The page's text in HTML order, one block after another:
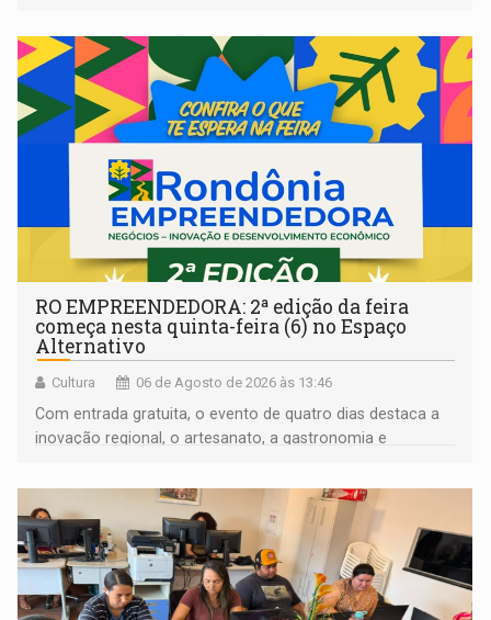
RO EMPREENDEDORA: 2ª edição da feira
começa nesta quinta-feira (6) no Espaço
Alternativo
Cultura 06 de Agosto de 2026 às 13:46
Com entrada gratuita, o evento de quatro dias destaca a
inovação regional, o artesanato, a gastronomia e